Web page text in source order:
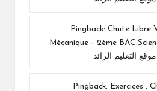
Pingback: Chute Libre
Mécanique – 2ème BAC
Pingback:
Exercices :